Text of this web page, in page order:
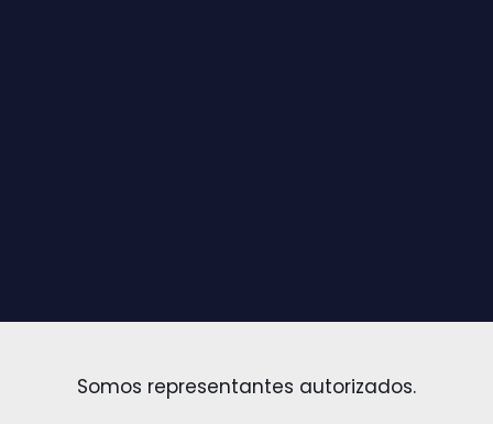
Somos representantes autorizados.